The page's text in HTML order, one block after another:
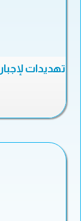
تهديدات